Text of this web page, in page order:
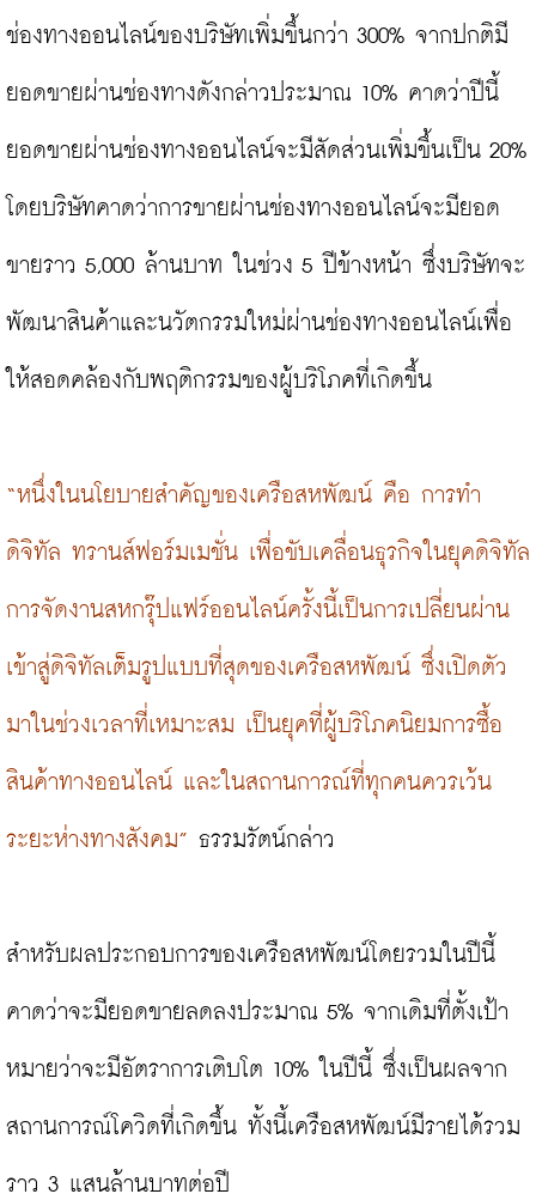
ช่องทางออนไลน์ของบริษัทเพิ่มขึ้นกว่า 300% จากปกติมี
ยอดขายผ่านช่องทางดังกล่าวประมาณ 10% คาดว่าปีนี้
ยอดขายผ่านช่องทางออนไลน์จะมีสัดส่วนเพิ่มขึ้นเป็น 20%
โดยบริษัทคาดว่าการขายผ่านช่องทางออนไลน์จะมียอด
ขายราว 5,000 ล้านบาท ในช่วง 5 ปีข้างหน้า ซึ่งบริษัทจะ
พัฒนาสินค้าและนวัตกรรมใหม่ผ่านช่องทางออนไลน์เพื่อ
ให้สอดคล้องกับพฤติกรรมของผู้บริโภคที่เกิดขึ้น
“หนึ่งในนโยบายสำคัญของเครือสหพัฒน์ คือ การทำ
ดิจิทัล ทรานส์ฟอร์มเมชั่น เพื่อขับเคลื่อนธุรกิจในยุคดิจิทัล
การจัดงานสหกรุ๊ปแฟร์ออนไลน์ครั้งนี้เป็นการเปลี่ยนผ่าน
เข้าสู่ดิจิทัลเต็มรูปแบบที่สุดของเครือสหพัฒน์ ซึ่งเปิดตัว
มาในช่วงเวลาที่เหมาะสม เป็นยุคที่ผู้บริโภคนิยมการซื้อ
สินค้าทางออนไลน์ และในสถานการณ์ที่ทุกคนควรเว้น
ระยะห่างทางสังคม” ธรรมรัตน์กล่าว
สำหรับผลประกอบการของเครือสหพัฒน์โดยรวมในปีนี้
คาดว่าจะมียอดขายลดลงประมาณ 5% จากเดิมที่ตั้งเป้า
หมายว่าจะมีอัตราการเติบโต 10% ในปีนี้ ซึ่งเป็นผลจาก
สถานการณ์โควิดที่เกิดขึ้น ทั้งนี้เครือสหพัฒน์มีรายได้รวม
ราว 3 แสนล้านบาทต่อปี